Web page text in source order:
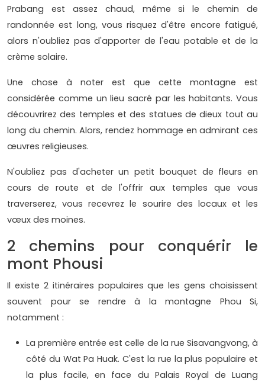
Prabang est assez chaud, même si le chemin de
randonnée est long, vous risquez d'être encore fatigué,
alors n'oubliez pas d'apporter de l'eau potable et de la
crème solaire.
Une chose à noter est que cette montagne est
considérée comme un lieu sacré par les habitants. Vous
découvrirez des temples et des statues de dieux tout au
long du chemin. Alors, rendez hommage en admirant ces
œuvres religieuses.
N'oubliez pas d'acheter un petit bouquet de fleurs en
cours de route et de l'offrir aux temples que vous
traverserez, vous recevrez le sourire des locaux et les
vœux des moines.
2 chemins pour conquérir le
mont Phousi
Il existe 2 itinéraires populaires que les gens choisissent
souvent pour se rendre à la montagne Phou Si,
notamment :
La première entrée est celle de la rue Sisavangvong, à
côté du Wat Pa Huak. C'est la rue la plus populaire et
la plus facile, en face du Palais Royal de Luang